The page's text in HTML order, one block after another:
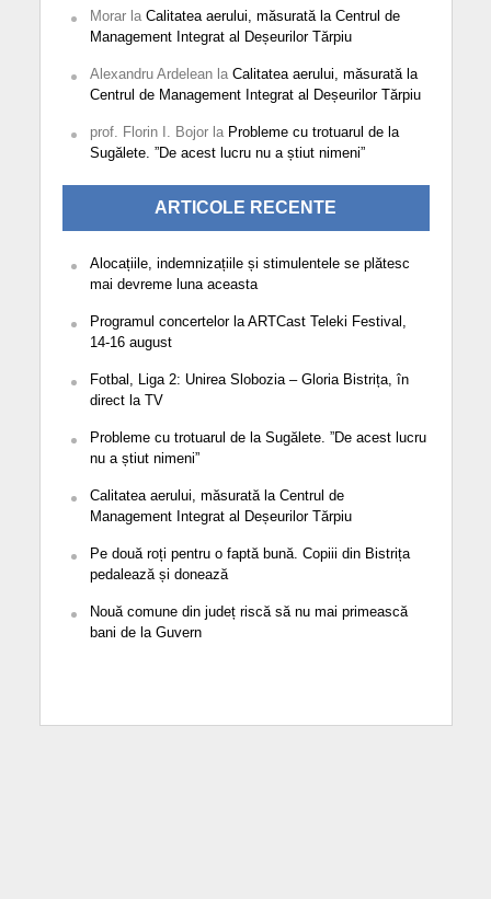
Morarla Calitatea aerului, măsurată la Centrul de
Management Integrat al Deșeurilor Tărpiu
Alexandru Ardeleanla Calitatea aerului, măsurată la
Centrul de Management Integrat al Deșeurilor Tărpiu
prof. Florin I. Bojorla Probleme cu trotuarul de la
Sugălete. ”De acest lucru nu a știut nimeni”
ARTICOLE RECENTE
Alocațiile, indemnizațiile și stimulentele se plătesc
mai devreme luna aceasta
Programul concertelor la ARTCast Teleki Festival,
14-16 august
Fotbal, Liga 2: Unirea Slobozia – Gloria Bistrița, în
direct la TV
Probleme cu trotuarul de la Sugălete. ”De acest lucru
nu a știut nimeni”
Calitatea aerului, măsurată la Centrul de
Management Integrat al Deșeurilor Tărpiu
Pe două roți pentru o faptă bună. Copiii din Bistrița
pedalează și donează
Nouă comune din județ riscă să nu mai primească
bani de la Guvern